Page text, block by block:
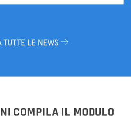
TUTTE LE NEWS
COMPILA IL MODULO